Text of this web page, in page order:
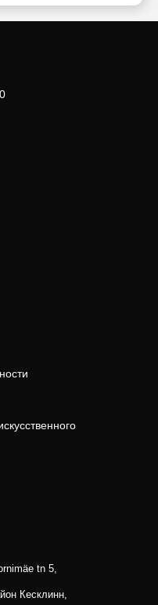
tn 5,
Кесклинн,